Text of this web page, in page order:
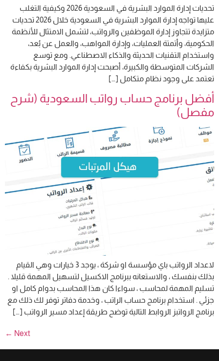
تحديات إدارة الموارد البشرية في السعودية 2026 وكيفية التغلب
عليها تواجه إدارة الموارد البشرية في السعودية خلال 2026 تحديات
متزايدة تتجاوز إدارة الموظفين والرواتب، لتشمل الامتثال للأنظمة
الحكومية، وأتمتة العمليات، وإدارة المواهب، والعمل عن بُعد،
واستخدام التقنيات الحديثة والذكاء الاصطناعي. ومع توسع
الشركات المتوسطة والكبيرة، أصبحت إدارة الموارد البشرية بكفاءة
تعتمد على وجود نظام متكامل […]
أفضل برنامج حساب رواتب السعودية (شرح
مفصل)
لاعداد الرواتب باي مؤسسة او شركة ، يوجد 3 خيارات وهي القيام
بذلك بنفسك ، والاستعانه ببرنامج الاكسيل لتسهيل المهمة قليلا .
تسليم المهمة لمحاسب ، سواءا كان هذا المحاسب بدوام كامل او
جزئي . استخدام برنامج حساب الراتب ، وخدمة دفاتر توفر لك ذلك مع
برنامج الرواتبز الروابط التالية توضح طريقة إعداد مسير الرواتب […]
Next
←